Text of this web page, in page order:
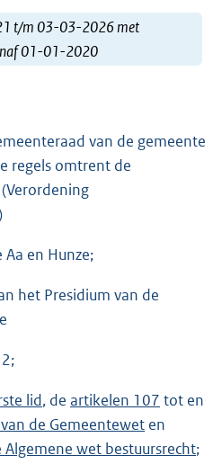
t/m 03-03-2026 met
01-01-2020
van de gemeente
regels omtrent de
en Hunze;
het Presidium van de
lid, de artikelen 107 tot en
de Gemeentewet en
wet bestuursrecht;